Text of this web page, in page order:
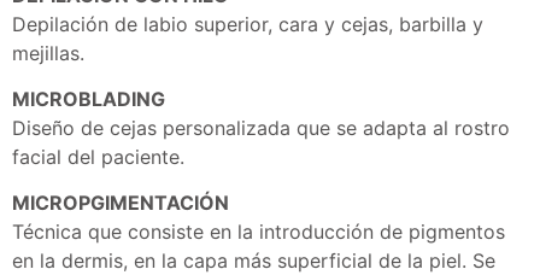
Depilación de labio superior, cara y cejas, barbilla y
mejillas.
MICROBLADING
Diseño de cejas personalizada que se adapta al rostro
facial del paciente.
MICROPGIMENTACIÓN
Técnica que consiste en la introducción de pigmentos
en la dermis, en la capa más superficial de la piel. Se